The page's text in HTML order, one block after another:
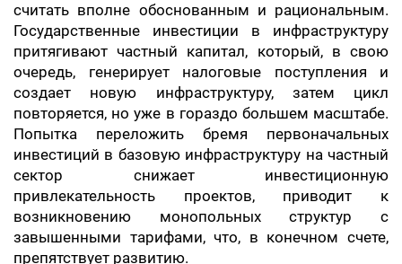
считать вполне обоснованным и рациональным.
Государственные инвестиции в инфраструктуру
притягивают частный капитал, который, в свою
очередь, генерирует налоговые поступления и
создает новую инфраструктуру, затем цикл
повторяется, но уже в гораздо большем масштабе.
Попытка переложить бремя первоначальных
инвестиций в базовую инфраструктуру на частный
сектор снижает инвестиционную
привлекательность проектов, приводит к
возникновению монопольных структур с
завышенными тарифами, что, в конечном счете,
препятствует развитию.